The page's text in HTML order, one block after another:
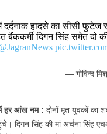
दर्दनाक हादसे का सीसी
बैंककर्मी दिगन सिंह समेत दो
— गोविन्द
हर आंख नम : दोनों मृत युवकों का
दिगन सिंह की मां अर्चना सिंह